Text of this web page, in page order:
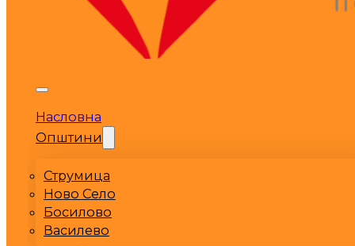
Насловна
Општини
Струмица
Ново Село
Босилово
Василево